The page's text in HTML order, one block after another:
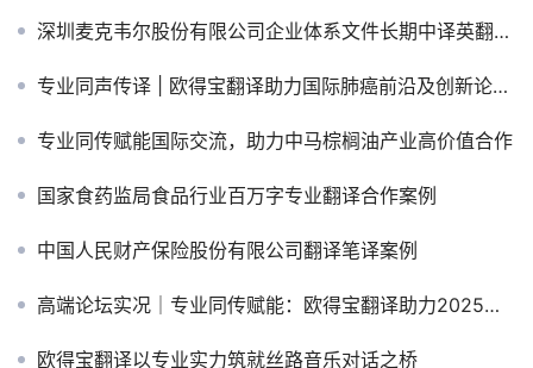
深圳麦克韦尔股份有限公司企业体系文件长期中译英翻译合作案例
专业同声传译 | 欧得宝翻译助力国际肺癌前沿及创新论坛圆满举行
专业同传赋能国际交流，助力中马棕榈油产业高价值合作
国家食药监局食品行业百万字专业翻译合作案例
中国人民财产保险股份有限公司翻译笔译案例
高端论坛实况｜专业同传赋能：欧得宝翻译助力2025金融司法国际论坛圆满举办
欧得宝翻译以专业实力筑就丝路音乐对话之桥